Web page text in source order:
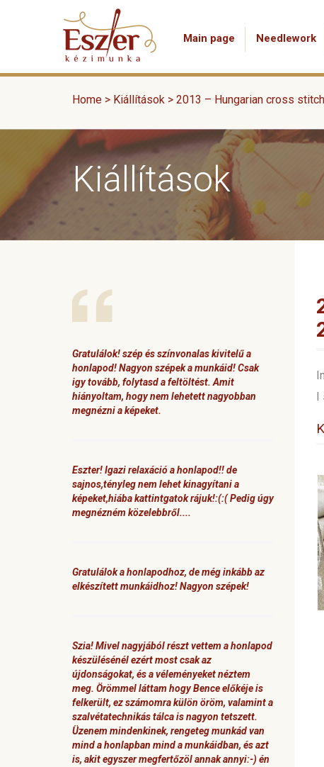
Main page Needlework
Home > Kiállítások > 2013 – Hungarian cross
Kiállítások
Gratulálok! szép és színvonalas kivitelű a
honlapod! Nagyon szépek a munkáid! Csak
igy tovább, folytasd a feltöltést. Amit
hiányoltam, hogy nem lehetett nagyobban
megnézni a képeket.
Eszter! Igazi relaxáció a honlapod!! de
sajnos,tényleg nem lehet kinagyítani a
képeket,hiába kattintgatok rájuk!:(:( Pedig úgy
megnézném közelebbről....
Gratulálok a honlapodhoz, de még inkább az
elkészített munkáidhoz! Nagyon szépek!
Szia! Mivel nagyjából részt vettem a honlapod
készülésénél ezért most csak az
újdonságokat, és a véleményeket néztem
meg. Örömmel láttam hogy Bence előkéje is
felkerült, ez számomra külön öröm, valamint a
szalvétatechnikás tálca is nagyon tetszett.
Üzenem mindenkinek, rengeteg munkád van
mind a honlapban mind a munkáidban, és azt
is, akit egyszer megfertőzöl annak annyi:-) én
I